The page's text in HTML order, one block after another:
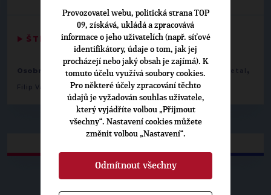
▶ ŠTÍTKY◀
Osobnosti: Michal Hroza,Petr Kučera,Petr Tomáš Opletal ,
Filip Vácha
Provozovatel webu, politická strana TOP
09, získává, ukládá a zpracovává
informace o jeho uživatelích (např. síťové
identifikátory, údaje o tom, jak jej
procházejí nebo jaký obsah je zajímá). K
tomuto účelu využívá soubory cookies.
Pro některé účely zpracování těchto
údajů je vyžadován souhlas uživatele,
který vyjádříte volbou „Přijmout
všechny“. Nastavení cookies můžete
změnit volbou „Nastavení“.
Odmítnout všechny